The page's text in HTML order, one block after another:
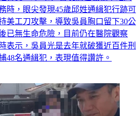
時，眼尖發現45歲邱姓通緝犯行跡可
美工刀攻擊，導致吳員胸口留下30公
已無生命危險，目前仍在醫院觀察
表示，吳員光是去年就破獲近百件刑
48名通緝犯，表現值得讚許。